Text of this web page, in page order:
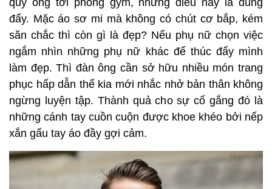
quý ông tới phòng gym, nhưng điều này là đúng
đấy. Mặc áo sơ mi mà không có chút cơ bắp, kém
săn chắc thì còn gì là đẹp? Nếu phụ nữ chọn việc
ngắm nhìn những phụ nữ khác để thúc đẩy mình
làm đẹp. Thì đàn ông cần sở hữu nhiều món trang
phục hấp dẫn thế kia mới nhắc nhở bản thân không
ngừng luyện tập. Thành quả cho sự cố gắng đó là
những cánh tay cuồn cuộn được khoe khéo bởi nếp
xắn gấu tay áo đầy gợi cảm.